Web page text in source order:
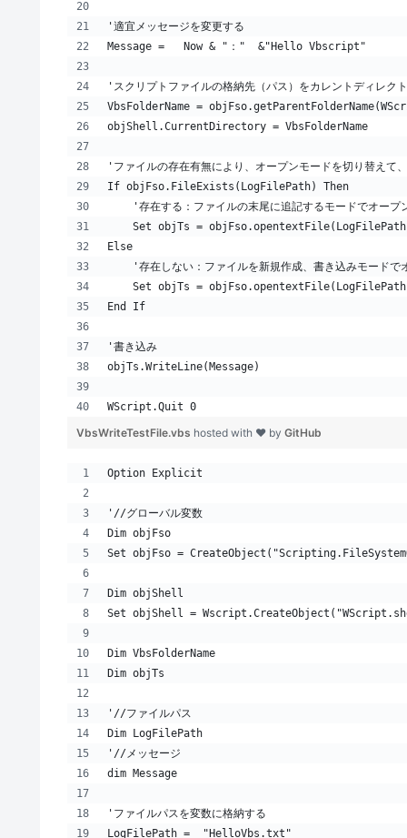
'適宜メッセージを変更する
Message =   Now & "："  &"Hello Vbscript"
'スクリプトファイルの格納先（パス）をカレントディレク
VbsFolderName =
objShell.CurrentDirectory = VbsFolderName
'ファイルの存在有無により、オープンモードを切り替えて
If objFso.FileExists(LogFilePath) Then
'存在する：ファイルの末尾に追記するモードでオープ
Set objTs =
Else
'存在しない：ファイルを新規作成、書き込みモードで
Set objTs =
End If
'書き込み
objTs.WriteLine(Message)
WScript.Quit 0
VbsWriteTestFile.vbs hosted with ❤ by GitHub
Option Explicit
'//グローバル変数
Dim objFso
Set objFso =
Dim objShell
Set objShell =
Dim VbsFolderName
Dim objTs
'//ファイルパス
Dim LogFilePath
'//メッセージ
dim Message
'ファイルパスを変数に格納する
LogFilePath =  "HelloVbs.txt"